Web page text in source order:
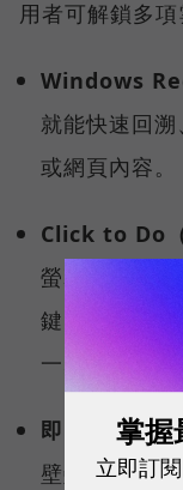
用者可解鎖多
Windows
就能快速回
或網頁內容。
Click to Do
螢幕內容的即
鍵，就能讓
一步行動，
即時字幕翻
壁壘，跨國
掌握
立即訂